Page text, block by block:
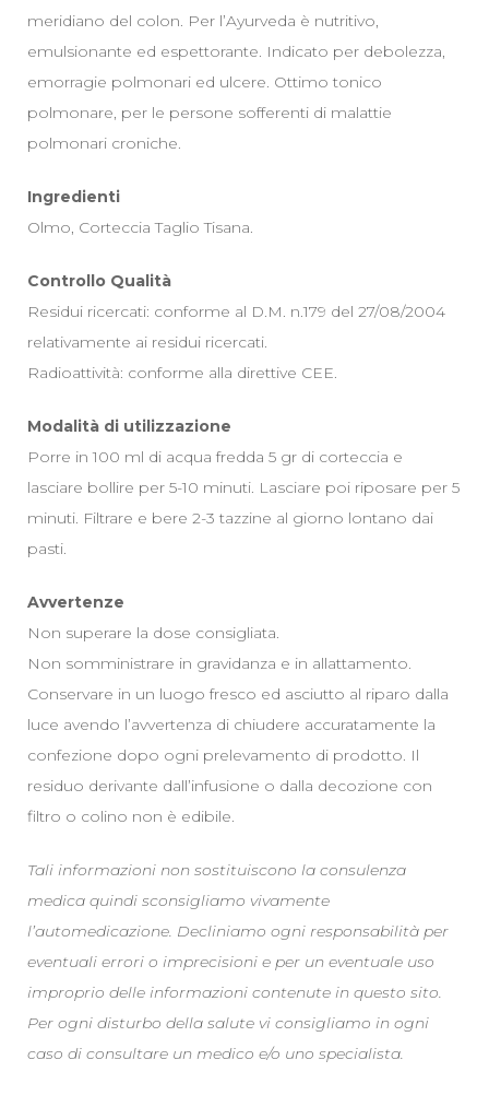
meridiano del colon. Per l’Ayurveda è nutritivo,
emulsionante ed espettorante. Indicato per debolezza,
emorragie polmonari ed ulcere. Ottimo tonico
polmonare, per le persone sofferenti di malattie
polmonari croniche.
Ingredienti
Olmo, Corteccia Taglio Tisana.
Controllo Qualità
Residui ricercati: conforme al D.M. n.179 del 27/08/2004
relativamente ai residui ricercati.
Radioattività: conforme alla direttive CEE.
Modalità di utilizzazione
Porre in 100 ml di acqua fredda 5 gr di corteccia e
lasciare bollire per 5-10 minuti. Lasciare poi riposare per 5
minuti. Filtrare e bere 2-3 tazzine al giorno lontano dai
pasti.
Avvertenze
Non superare la dose consigliata.
Non somministrare in gravidanza e in allattamento.
Conservare in un luogo fresco ed asciutto al riparo dalla
luce avendo l’avvertenza di chiudere accuratamente la
confezione dopo ogni prelevamento di prodotto. Il
residuo derivante dall’infusione o dalla decozione con
filtro o colino non è edibile.
Tali informazioni non sostituiscono la consulenza
medica quindi sconsigliamo vivamente
l’automedicazione. Decliniamo ogni responsabilità per
eventuali errori o imprecisioni e per un eventuale uso
improprio delle informazioni contenute in questo sito.
Per ogni disturbo della salute vi consigliamo in ogni
caso di consultare un medico e/o uno specialista.